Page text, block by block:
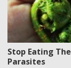
Stop Eating
Parasites